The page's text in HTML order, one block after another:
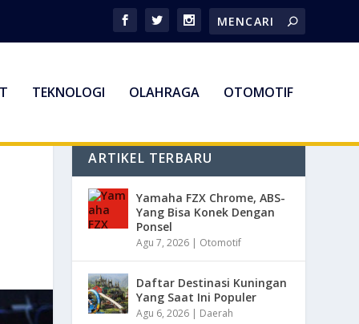
TEKNOLOGI OLAHRAGA OTOMOTIF
ARTIKEL TERBARU
Yamaha FZX Chrome, ABS-
Yang Bisa Konek Dengan
Ponsel
Agu 7, 2026 | Otomotif
Daftar Destinasi Kuningan
Yang Saat Ini Populer
Agu 6, 2026 | Daerah